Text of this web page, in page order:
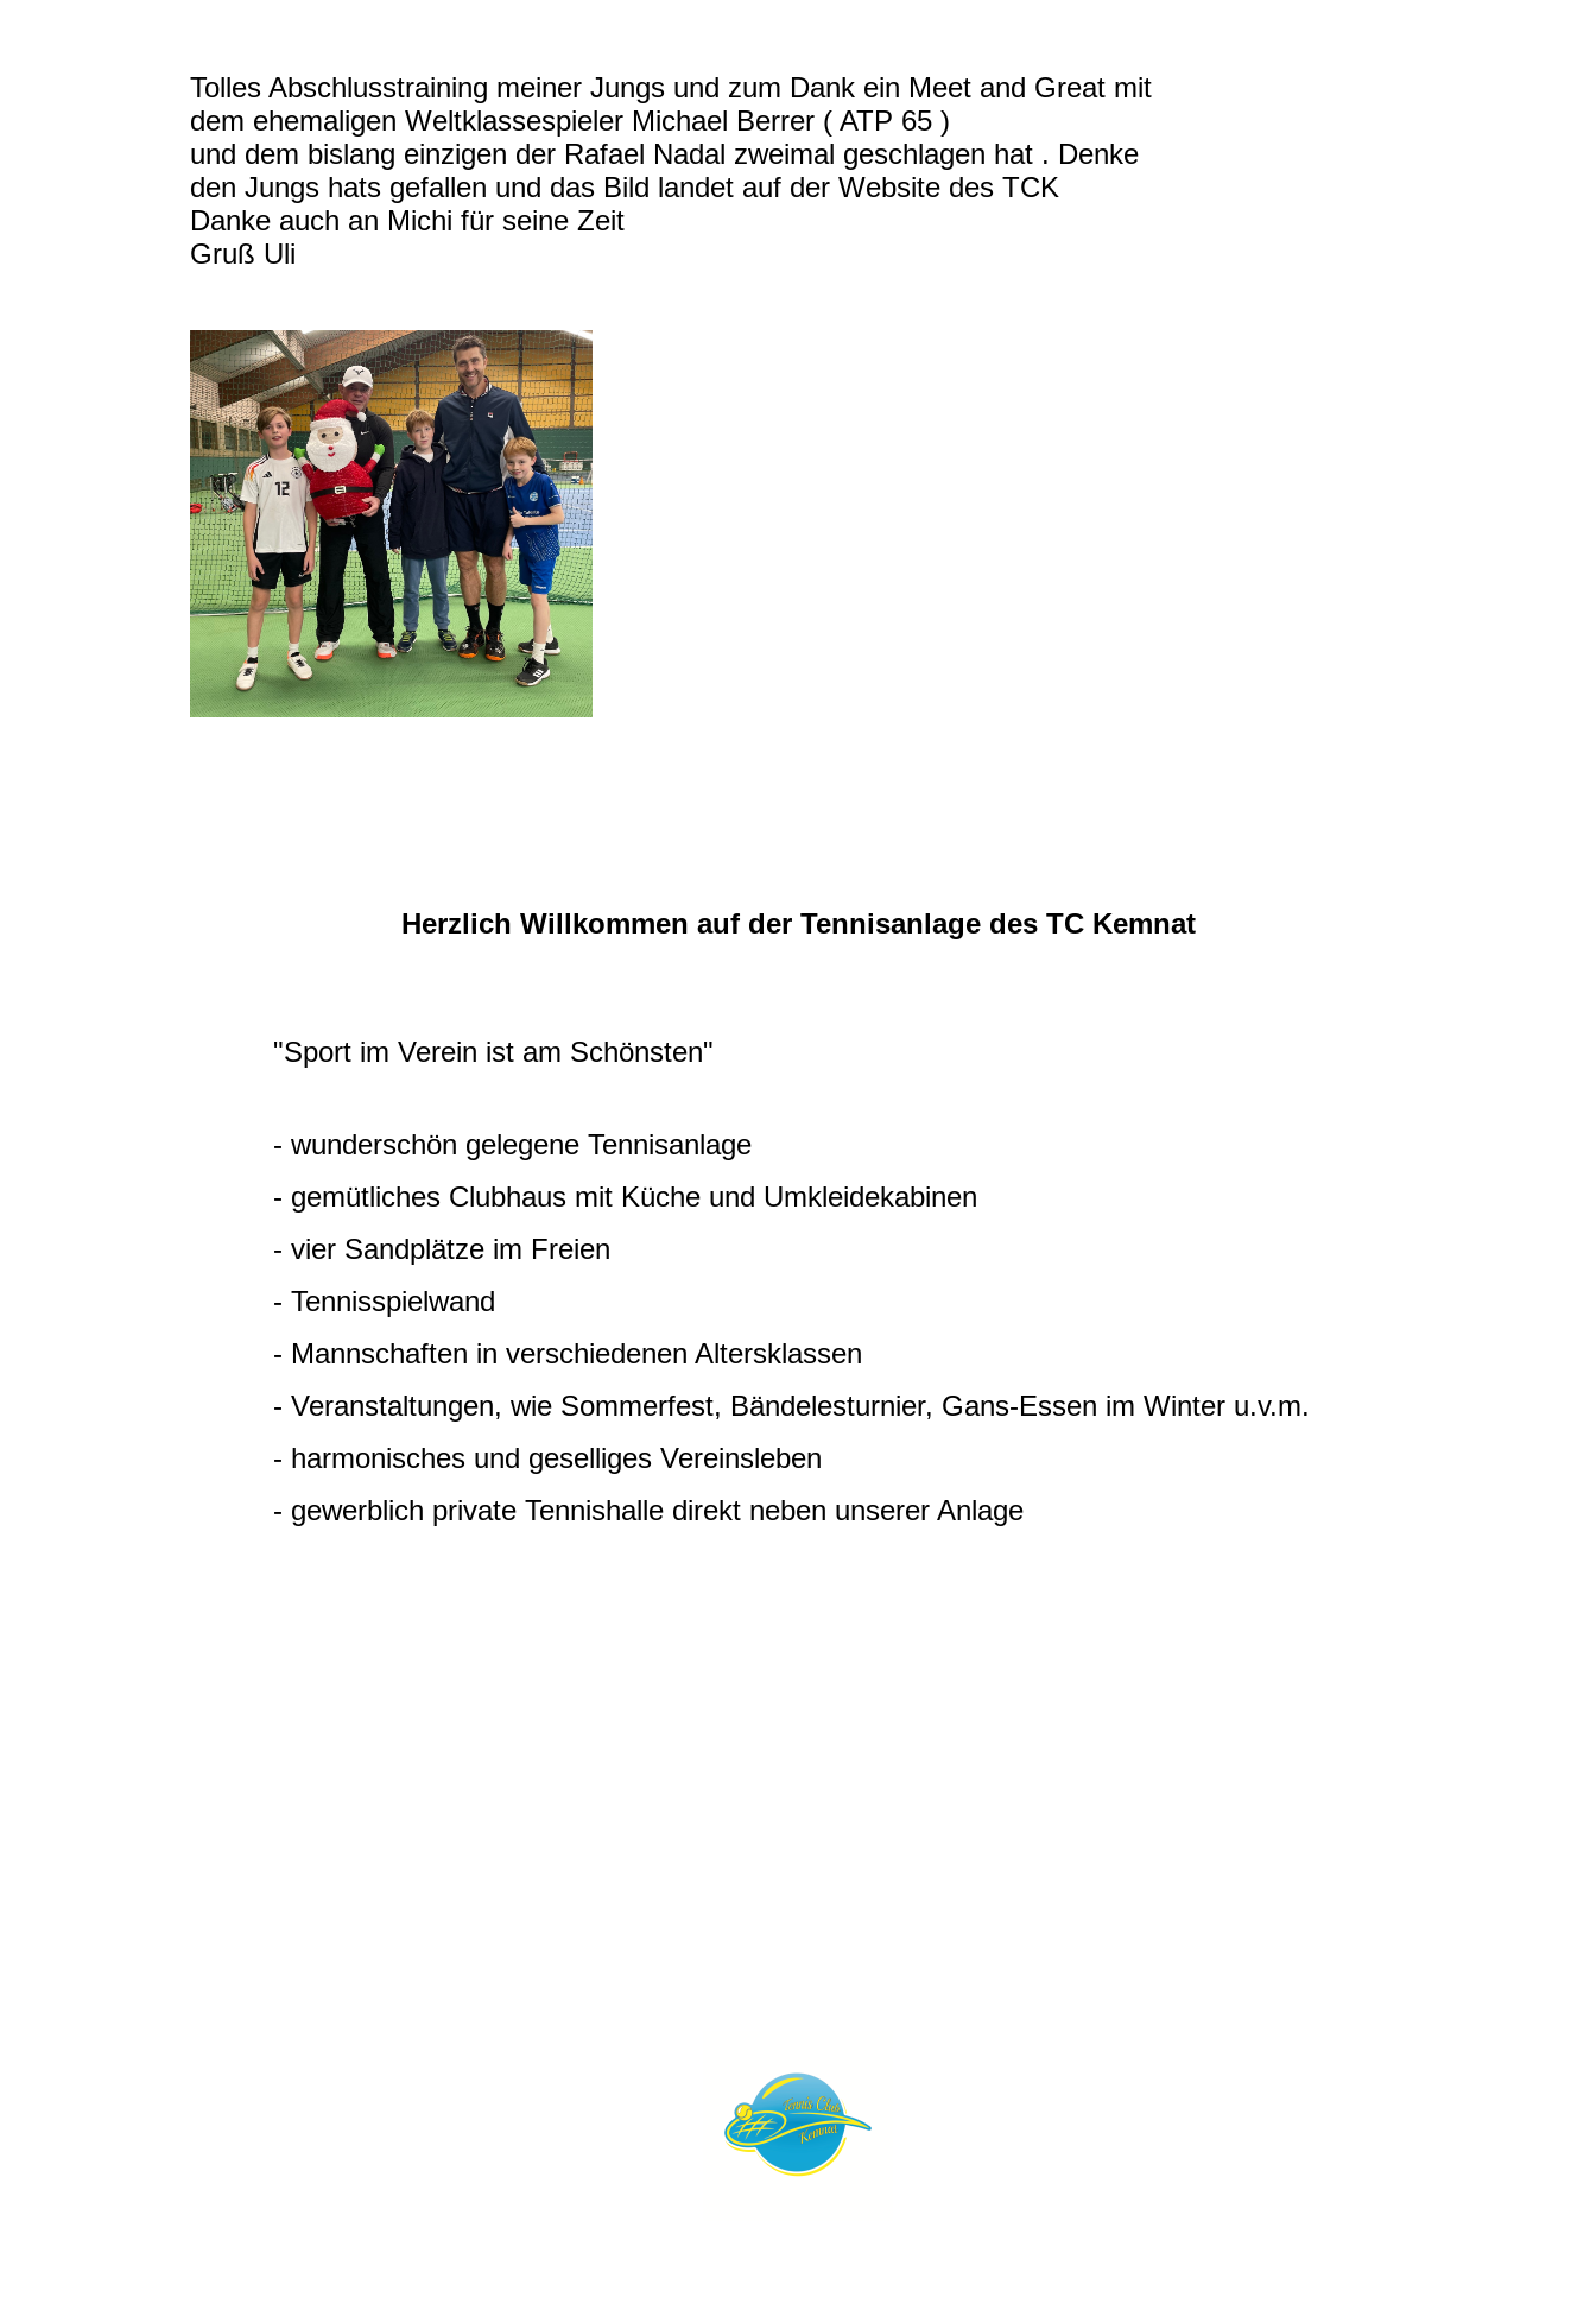
Tolles Abschlusstraining meiner Jungs und zum Dank ein Meet and Great mit
dem ehemaligen Weltklassespieler Michael Berrer ( ATP 65 )
und dem bislang einzigen der Rafael Nadal zweimal geschlagen hat . Denke
den Jungs hats gefallen und das Bild landet auf der Website des TCK
Danke auch an Michi für seine Zeit
Gruß Uli
Herzlich Willkommen auf der Tennisanlage des TC Kemnat
"Sport im Verein ist am Schönsten"
- wunderschön gelegene Tennisanlage
- gemütliches Clubhaus mit Küche und Umkleidekabinen
- vier Sandplätze im Freien
- Tennisspielwand
- Mannschaften in verschiedenen Altersklassen
- Veranstaltungen, wie Sommerfest, Bändelesturnier, Gans-Essen im Winter u.v.m.
- harmonisches und geselliges Vereinsleben
- gewerblich private Tennishalle direkt neben unserer Anlage